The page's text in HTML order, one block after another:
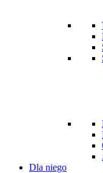
Dla niego